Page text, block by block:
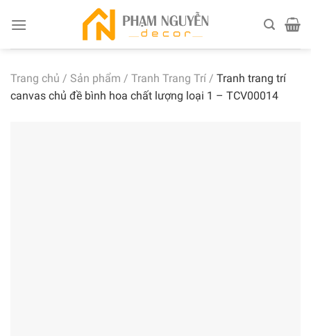
Trang chủ / Sản phẩm / Tranh Trang Trí / Tranh trang trí
canvas chủ đề bình hoa chất lượng loại 1 – TCV00014